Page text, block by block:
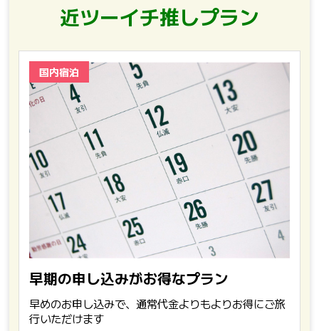
近ツーイチ推しプラン
国内宿泊
早期の申し込みがお得なプラン
早めのお申し込みで、通常代金よりもよりお得にご旅
行いただけます